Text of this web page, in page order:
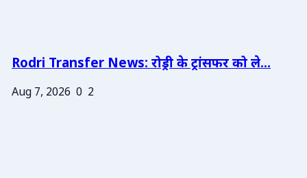
Rodri Transfer News: रोड्री के ट्रांसफर को ले...
Aug 7, 2026 0 2